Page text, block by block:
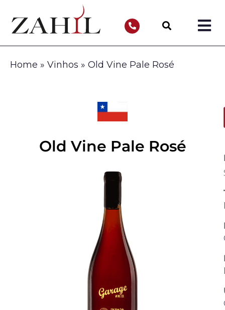
Home » Vinhos » Old Vine Pale Rosé
Old Vine Pale Rosé